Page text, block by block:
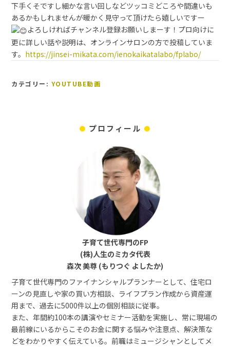
下手くそですし細かな言い回しなどツッコミどころや間違いも
あるかもしれませんが暖かく見守って頂けたら嬉しいですー
よろしければチャンネル登録お願いしまーす！プロ向けに
更に詳しい話や説明は、オンラインサロンの方で投稿していま
す。 https://jinsei-mikata.com/ienokaikatalabo/fplabo/
カテゴリー: YOUTUBE動画
プロフィール
子育て世代専門のFP
(株)人生のミカタ代表
森次 美尊 (もりつぐ よしたか)
子育て世代専門のファイナンシャルプランナーとして、住宅ロ
ーンの見直しや家の買い方相談、ライフプラン作成から資産運
用まで、過去に5000件以上の個別相談に従事。
また、年間約100本の講演やセミナー活動を実施し、常に現場の
最前線にいるからこそのお金に関する悩みや注意点、解決策な
どをわかりやすく伝えている。前職はミュージシャンとしてメ